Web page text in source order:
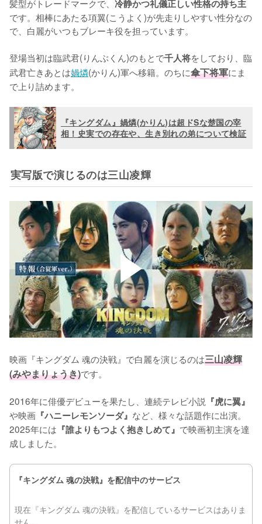
髪型がトレードマークで、 冷静かつ礼儀正しい性格の持ち主
です。相棒にあたる項翼(こうよく)が先走りしやすい性分なの
で、白麗がいつもブレーキ役を担っています。
登場当初は臨武君(りんぶくん)のもとで千人将をしており、臨
武君亡きあとは媧燐(かりん)軍へ移籍。のちに傘下将軍にま
で上り詰めます。
『キングダム』媧燐(かりん)は超ドSな楚国の宰
相！史実での存在や、生き別れの弟について検証
実写版で演じるのは三山凌輝
映画『キングダム 魂の決戦』で白麗を演じるのは三山凌輝
(みやまりょうき)です。
2016年に俳優デビューを果たし、連続テレビ小説 『虎に翼』
や映画 『ハニーレモンソーダ』 など、様々な話題作に出演。
2025年には 『誰よりもつよく抱きしめて』 で映画初主演を達
成しました。